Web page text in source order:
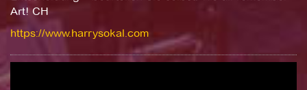
Art! CH
https://www.harrysokal.com